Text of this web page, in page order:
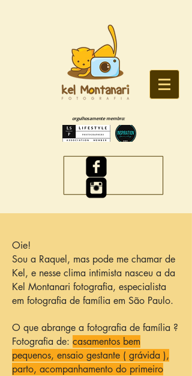
orgulhosamente membro:
Oie!
Sou a Raquel, mas pode me chamar de
Kel, e nesse clima intimista nasceu a da
Kel Montanari fotografia, especialista
em fotografia de família em São Paulo.
O que abrange a fotografia de família ?
Fotografia de: casamentos bem
pequenos, ensaio gestante ( grávida ),
parto, acompanhamento do primeiro